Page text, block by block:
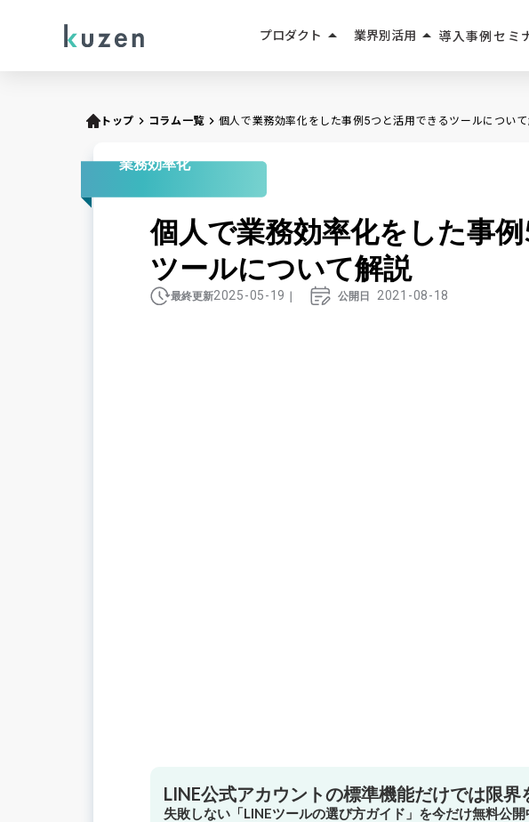
プロダクト arrow_drop_up
LINE成果報酬メニュー
AIエージェント
AIチャットボット
業界別活用 arrow_drop_up
人材紹介・人材派遣
教育・学習サービス
小売・飲食
導入事例 セミ
トップ keyboard_arrow_right コラム一覧keyboard_arrow_right 個人で業務効率化をした事例5つと活用できるツールについ
業務効率化
個人で業務効率化をした事
ツールについて解説
最終更新2025-05-19 ｜ 公開日 2021-08-18
LINE公式アカウントの標準機能だけでは限界
失敗しない「LINEツールの選び方ガイド」を今だけ無料公開